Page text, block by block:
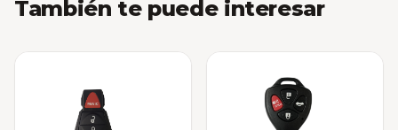
También te puede interesar